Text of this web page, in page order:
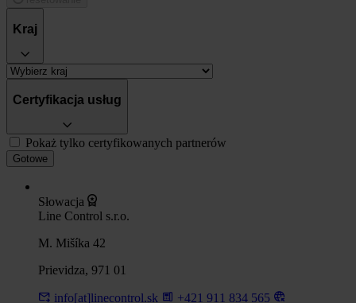
Kraj
Certyfikacja usług
Pokaż tylko certyfikowanych partnerów
Gotowe
Słowacja
Line Control s.r.o.
M. Mišíka 42
Prievidza, 971 01
info[at]linecontrol.sk
+421 911 834 565